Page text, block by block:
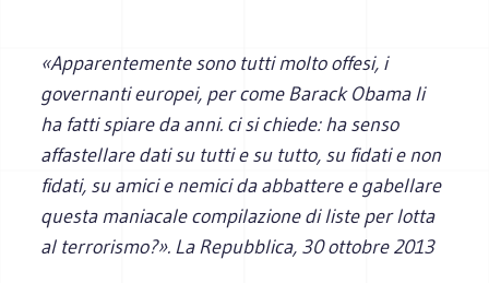
«Apparentemente sono tutti molto offesi, i
governanti europei, per come Barack Obama li
ha fatti spiare da anni. ci si chiede: ha senso
affastellare dati su tutti e su tutto, su fidati e non
fidati, su amici e nemici da abbattere e gabellare
questa maniacale compilazione di liste per lotta
al terrorismo?». La Repubblica, 30 ottobre 2013